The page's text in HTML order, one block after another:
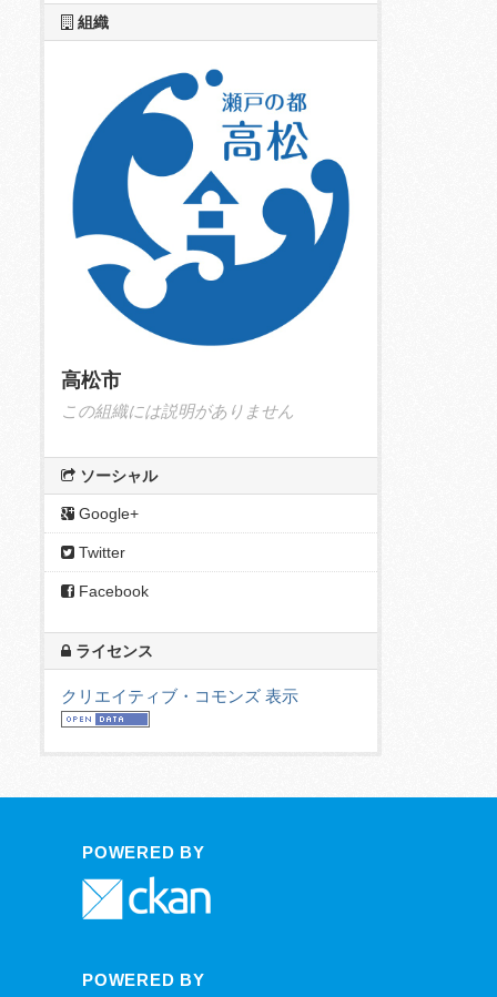
組織
高松市
この組織には説明がありません
ソーシャル
Google+
Twitter
Facebook
ライセンス
クリエイティブ・コモンズ 表示
POWERED BY
POWERED BY